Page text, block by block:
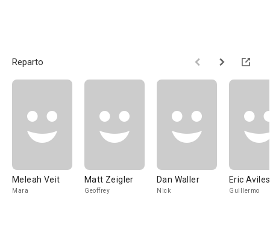
Reparto
Meleah Veit
Mara
Matt Zeigler
Geoffrey
Dan Waller
Nick
Eric Aviles
Guillermo